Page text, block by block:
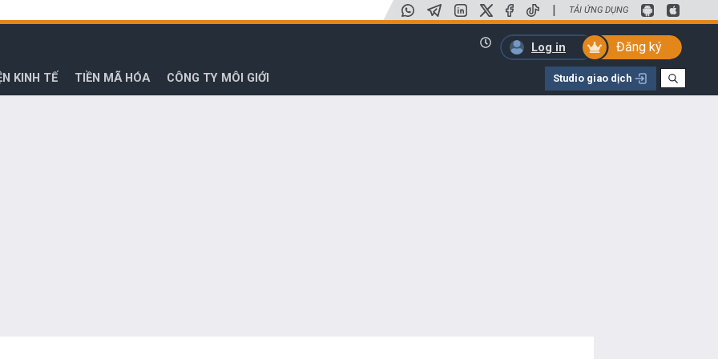
| TẢI ỨNG DỤNG
Log in
Đăng ký
KINH TẾ TIỀN MÃ HÓA CÔNG TY MÔI GIỚI Studio giao dịch